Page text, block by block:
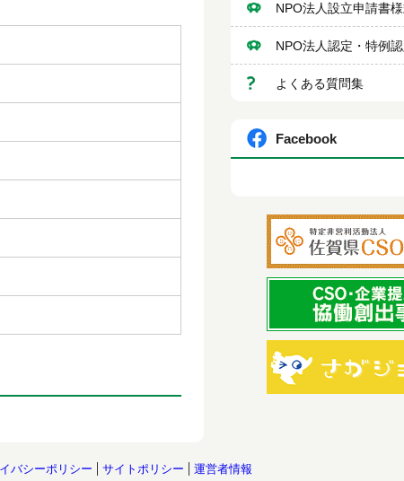
NPO法人設立申請書
NPO法人認定・特例
よくある質問集
Facebook
バシーポリシー サイトポリシー 運営者情報